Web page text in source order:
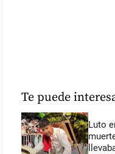
Te puede
Luto